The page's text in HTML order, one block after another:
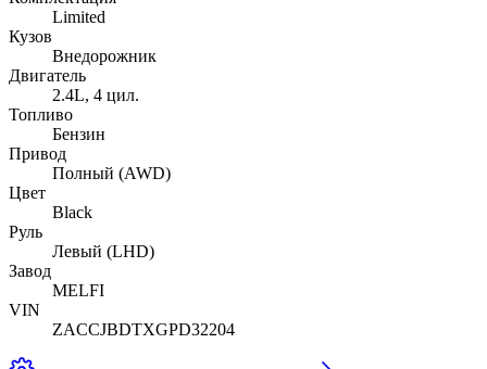
Limited
Кузов
Внедорожник
Двигатель
2.4L, 4 цил.
Топливо
Бензин
Привод
Полный (AWD)
Цвет
Black
Руль
Левый (LHD)
Завод
MELFI
VIN
ZACCJBDTXGPD32204